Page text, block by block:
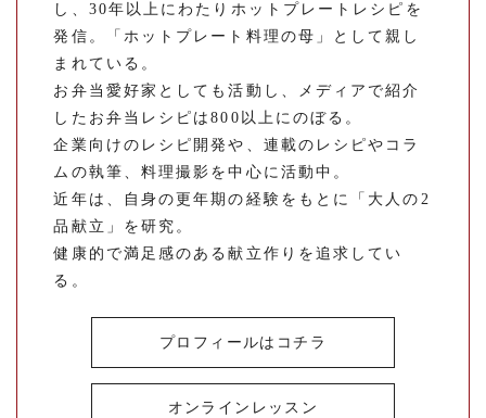
し、30年以上にわたりホットプレートレシピを
発信。「ホットプレート料理の母」として親し
まれている。
お弁当愛好家としても活動し、メディアで紹介
したお弁当レシピは800以上にのぼる。
企業向けのレシピ開発や、連載のレシピやコラ
ムの執筆、料理撮影を中心に活動中。
近年は、自身の更年期の経験をもとに「大人の2
品献立」を研究。
健康的で満足感のある献立作りを追求してい
る。
プロフィールはコチラ
オンラインレッスン